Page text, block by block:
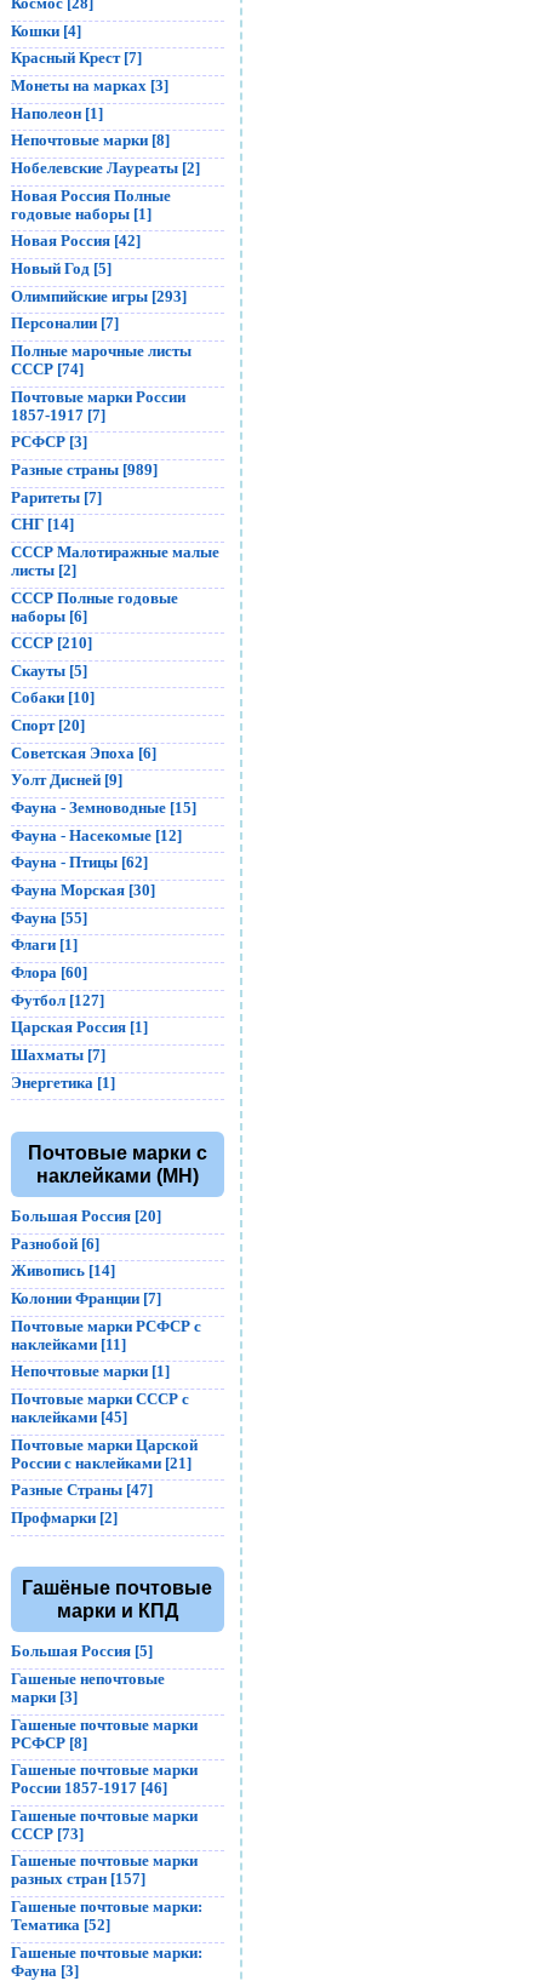
Кошки [4]
Красный Крест [7]
Монеты на марках [3]
Наполеон [1]
Непочтовые марки [8]
Нобелевские Лауреаты [2]
Новая Россия Полные
годовые наборы [1]
Новая Россия [42]
Новый Год [5]
Олимпийские игры [293]
Персоналии [7]
Полные марочные листы
СССР [74]
Почтовые марки России
1857-1917 [7]
РСФСР [3]
Разные страны [989]
Раритеты [7]
СНГ [14]
СССР Малотиражные малые
листы [2]
СССР Полные годовые
наборы [6]
СССР [210]
Скауты [5]
Собаки [10]
Спорт [20]
Советская Эпоха [6]
Уолт Дисней [9]
Фауна - Земноводные [15]
Фауна - Насекомые [12]
Фауна - Птицы [62]
Фауна Морская [30]
Фауна [55]
Флаги [1]
Флора [60]
Футбол [127]
Царская Россия [1]
Шахматы [7]
Энергетика [1]
Почтовые марки с
наклейками (MH)
Большая Россия [20]
Разнобой [6]
Живопись [14]
Колонии Франции [7]
Почтовые марки РСФСР с
наклейками [11]
Непочтовые марки [1]
Почтовые марки СССР с
наклейками [45]
Почтовые марки Царской
России с наклейками [21]
Разные Страны [47]
Профмарки [2]
Гашёные почтовые
марки и КПД
Большая Россия [5]
Гашеные непочтовые
марки [3]
Гашеные почтовые марки
РСФСР [8]
Гашеные почтовые марки
России 1857-1917 [46]
Гашеные почтовые марки
СССР [73]
Гашеные почтовые марки
разных стран [157]
Гашеные почтовые марки:
Тематика [52]
Гашеные почтовые марки:
Фауна [3]